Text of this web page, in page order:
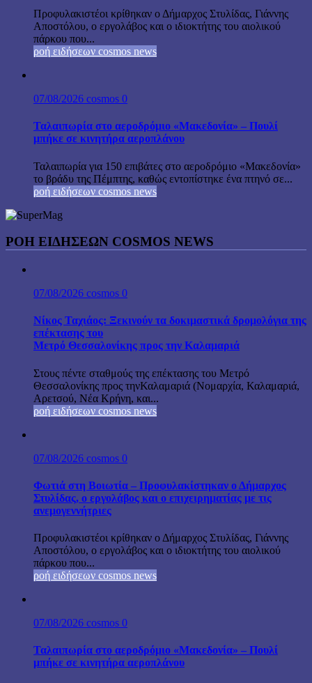
Προφυλακιστέοι κρίθηκαν ο Δήμαρχος Στυλίδας, Γιάννης
Αποστόλου, ο εργολάβος και ο ιδιοκτήτης του αιολικού
πάρκου που...
ροή ειδήσεων cosmos news
07/08/2026 cosmos 0
Ταλαιπωρία στο αεροδρόμιο «Μακεδονία» – Πουλί
μπήκε σε κινητήρα αεροπλάνου
Ταλαιπωρία για 150 επιβάτες στο αεροδρόμιο «Μακεδονία»
το βράδυ της Πέμπτης, καθώς εντοπίστηκε ένα πτηνό σε...
ροή ειδήσεων cosmos news
ΡΟΉ ΕΙΔΉΣΕΩΝ COSMOS NEWS
07/08/2026 cosmos 0
Νίκος Ταχιάος: Ξεκινούν τα δοκιμαστικά δρομολόγια της
επέκτασης του
Μετρό Θεσσαλονίκης προς την Καλαμαριά
Στους πέντε σταθμούς της επέκτασης του Μετρό
Θεσσαλονίκης προς τηνΚαλαμαριά (Νομαρχία, Καλαμαριά,
Αρετσού, Νέα Κρήνη, και...
ροή ειδήσεων cosmos news
07/08/2026 cosmos 0
Φωτιά στη Βοιωτία – Προφυλακίστηκαν ο Δήμαρχος
Στυλίδας, ο εργολάβος και ο επιχειρηματίας με τις
ανεμογεννήτριες
Προφυλακιστέοι κρίθηκαν ο Δήμαρχος Στυλίδας, Γιάννης
Αποστόλου, ο εργολάβος και ο ιδιοκτήτης του αιολικού
πάρκου που...
ροή ειδήσεων cosmos news
07/08/2026 cosmos 0
Ταλαιπωρία στο αεροδρόμιο «Μακεδονία» – Πουλί
μπήκε σε κινητήρα αεροπλάνου